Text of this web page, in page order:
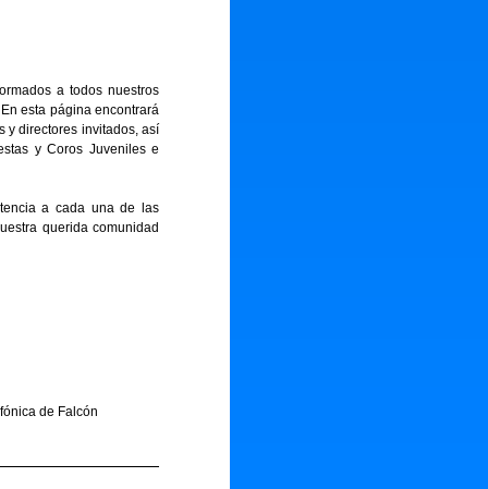
a todos nuestros
esta página encontrará
y directores invitados, así
y Coros Juveniles e
a cada una de las
querida comunidad
de Falcón